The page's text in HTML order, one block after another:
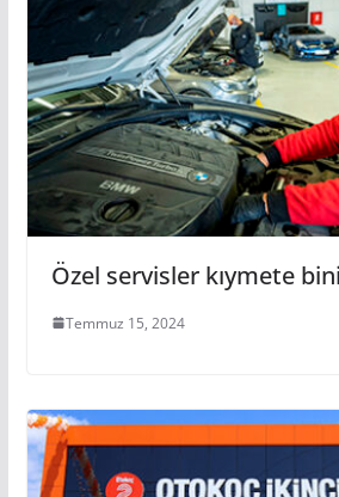
Özel servisler kıymete
Temmuz 15, 2024